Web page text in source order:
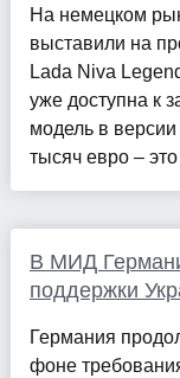
На немецком
выставили на
Lada Niva
уже доступна к
модель в
тысяч евро –
В МИД
поддержки
Германия
фоне